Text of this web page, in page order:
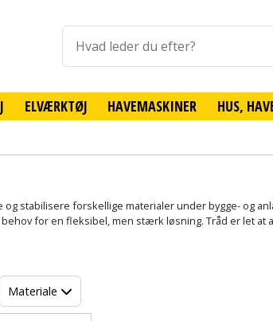
ELVÆRKTØJ HAVEMASKINER HUS,
stabilisere forskellige materialer under bygge- og
for en fleksibel, men stærk løsning. Tråd er let
Materiale